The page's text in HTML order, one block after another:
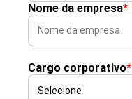
Nome da empresa*
Cargo corporativo*